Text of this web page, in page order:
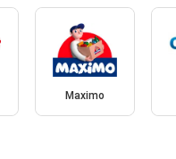
Maximo